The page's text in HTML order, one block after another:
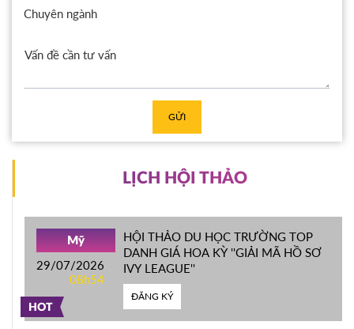
Chuyên ngành
GỬI
LỊCH HỘI THẢO
HOT
Mỹ
29/07/2026
08h54
HỘI THẢO DU HỌC TRƯỜNG TOP
DANH GIÁ HOA KỲ ''GIẢI MÃ HỒ SƠ
IVY LEAGUE''
ĐĂNG KÝ